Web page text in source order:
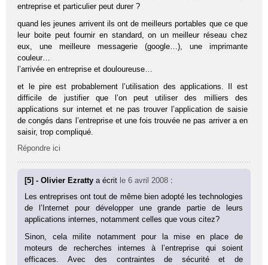
entreprise et particulier peut durer ?
quand les jeunes arrivent ils ont de meilleurs portables que ce que
leur boite peut fournir en standard, on un meilleur réseau chez
eux, une meilleure messagerie (google…), une imprimante
couleur…
l’arrivée en entreprise et douloureuse…
et le pire est probablement l’utilisation des applications. Il est
difficile de justifier que l’on peut utiliser des milliers des
applications sur internet et ne pas trouver l’application de saisie
de congés dans l’entreprise et une fois trouvée ne pas arriver a en
saisir, trop compliqué.
Répondre ici
[5] - Olivier Ezrattya écrit le 6 avril 2008 :
Les entreprises ont tout de même bien adopté les technologies
de l’Internet pour développer une grande partie de leurs
applications internes, notamment celles que vous citez?
Sinon, cela milite notamment pour la mise en place de
moteurs de recherches internes à l’entreprise qui soient
efficaces. Avec des contraintes de sécurité et de